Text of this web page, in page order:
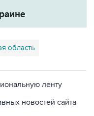
область
новостей сайта
в официальном